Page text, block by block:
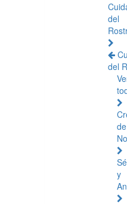
del
del
de
y